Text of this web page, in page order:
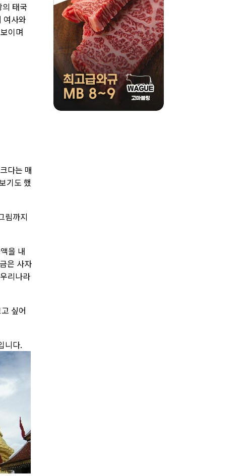
태국
여사와
이며
다는 매
기도 했
림까지
을 내
은 사자
리나라
싶어
니다.